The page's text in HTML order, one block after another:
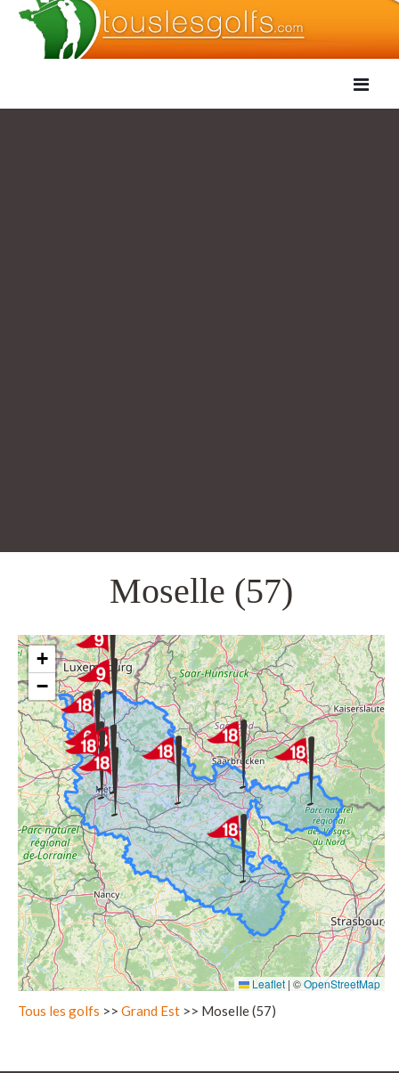
Moselle (57)
+
−
Leaflet | ©OpenStreetMap
Tous les golfs >> Grand Est >> Moselle (57)